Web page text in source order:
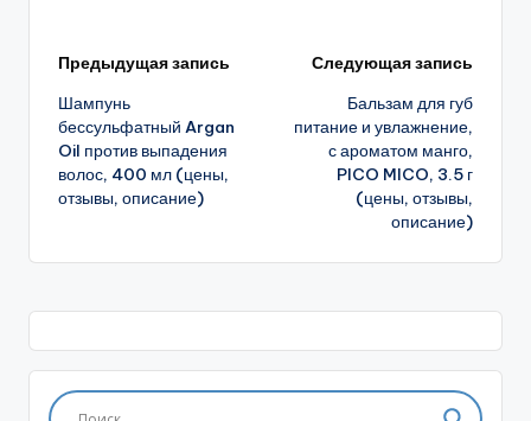
Навигация
записи
Предыдущая запись
Шампунь
бессульфатный Argan
Oil против выпадения
волос, 400 мл (цены,
отзывы, описание)
Следующая запись
Бальзам для губ
питание и увлажнение,
с ароматом манго,
PICO MICO, 3.5 г
(цены, отзывы,
описание)